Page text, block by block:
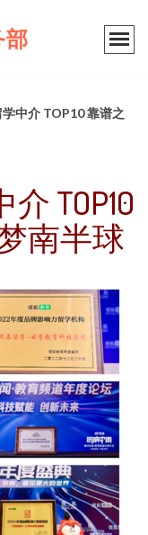
部
中介 TOP10 靠谱之
TOP10
南半球